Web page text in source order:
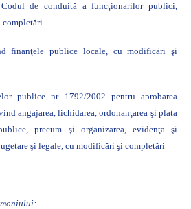
de conduită a funcţionarilor publici,
completări
finanţele publice locale, cu modificări şi
publice nr. 1792/2002 pentru aprobarea
angajarea, lichidarea, ordonanţarea şi plata
precum şi organizarea, evidenţa şi
şi legale, cu modificări şi completări